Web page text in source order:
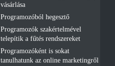
vásárlása
Programozóból hegesztő
Programozók szakértelmével
telepítik a fűtés rendszereket
Programozóként is sokat
tanulhatunk az online marketingről